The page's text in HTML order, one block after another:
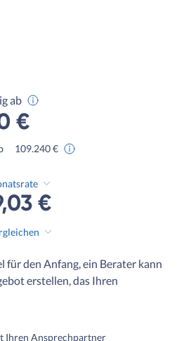
ab
€
109.240 €
€
für den Anfang, ein Berater kann
erstellen, das Ihren
Ihren Ansprechpartner